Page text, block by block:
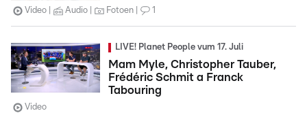
Video Audio Fotoen 1
LIVE! Planet People vum 17. Juli
Mam Myle, Christopher Tauber,
Frédéric Schmit a Franck
Tabouring
Video